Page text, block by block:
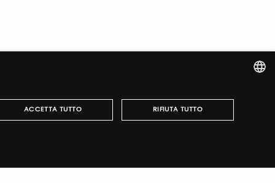
ITALIAN
ENGLISH
ACCETTA TUTTO RIFIUTA TUTTO